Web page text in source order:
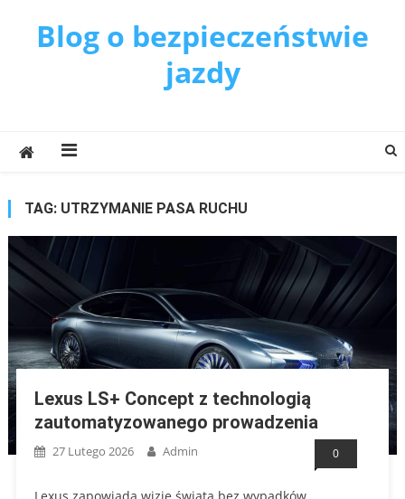
Blog o bezpieczeństwie
jazdy
TAG: UTRZYMANIE PASA RUCHU
Lexus LS+ Concept z technologią
zautomatyzowanego prowadzenia
27 Lutego 2026 Admin 0